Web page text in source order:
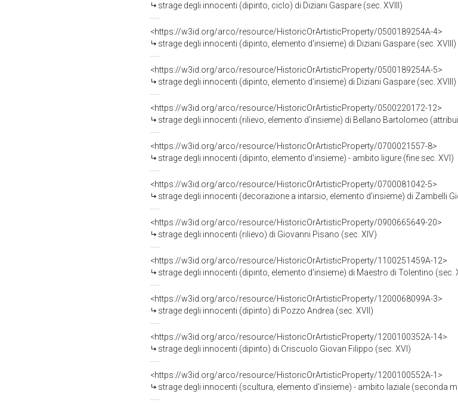
strage degli innocenti (dipinto, ciclo) di Diziani Gaspare (sec. XVIII)
<https://w3id.org/arco/resource/HistoricOrArtisticProperty/0500189254A-4>
strage degli innocenti (dipinto, elemento d'insieme) di Diziani Gaspare (sec. XVIII)
<https://w3id.org/arco/resource/HistoricOrArtisticProperty/0500189254A-5>
strage degli innocenti (dipinto, elemento d'insieme) di Diziani Gaspare (sec. XVIII)
<https://w3id.org/arco/resource/HistoricOrArtisticProperty/0500220172-12>
strage degli innocenti (rilievo, elemento d'insieme) di Bellano Bartolomeo
<https://w3id.org/arco/resource/HistoricOrArtisticProperty/0700021557-8>
strage degli innocenti (dipinto, elemento d'insieme) - ambito ligure (fine sec. XVI)
<https://w3id.org/arco/resource/HistoricOrArtisticProperty/0700081042-5>
strage degli innocenti (decorazione a intarsio, elemento d'insieme) di Zambelli
<https://w3id.org/arco/resource/HistoricOrArtisticProperty/0900665649-20>
strage degli innocenti (rilievo) di Giovanni Pisano (sec. XIV)
<https://w3id.org/arco/resource/HistoricOrArtisticProperty/1100251459A-12>
strage degli innocenti (dipinto, elemento d'insieme) di Maestro di Tolentino (sec.
<https://w3id.org/arco/resource/HistoricOrArtisticProperty/1200068099A-3>
strage degli innocenti (dipinto) di Pozzo Andrea (sec. XVII)
<https://w3id.org/arco/resource/HistoricOrArtisticProperty/1200100352A-14>
strage degli innocenti (dipinto) di Criscuolo Giovan Filippo (sec. XVI)
<https://w3id.org/arco/resource/HistoricOrArtisticProperty/1200100552A-1>
strage degli innocenti (scultura, elemento d'insieme) - ambito laziale (seconda